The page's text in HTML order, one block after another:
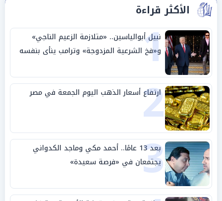
الأكثر قراءة
1
نبيل أبوالياسين.. «متلازمة الزعيم الناجي»
و«فخ الشرعية المزدوجة» وترامب ينأى بنفسه
وحليفه في «ميتم استراتيجي»
2
ارتفاع أسعار الذهب اليوم الجمعة في مصر
3 بعد 13 عامًا.. أحمد مكي وماجد الكدواني
يجتمعان في «فرصة سعيدة»